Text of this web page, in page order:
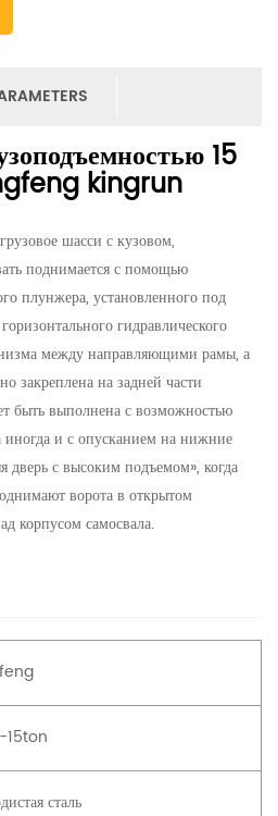
15
kingrun
шасси с кузовом,
поднимается с помощью
плунжера, установленного под
гидравлического
между направляющими рамы, а
закреплена на задней части
быть выполнена с возможностью
и с опусканием на нижние
дверь с высоким подъемом», когда
ворота в открытом
корпусом самосвала.
15ton
сталь